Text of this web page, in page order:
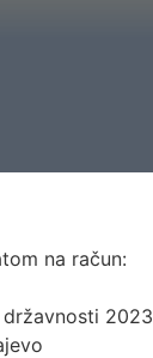
na račun:
državnosti 2023